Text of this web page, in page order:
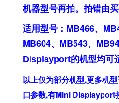
机器型号再拍。拍错由
适用型号：MB466、
MB604、MB543、
Displayport的机型均可
以上仅为部分机型,更多机
口参数,有Mini Displayport